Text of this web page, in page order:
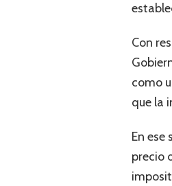
Con
como
que la
En
precio